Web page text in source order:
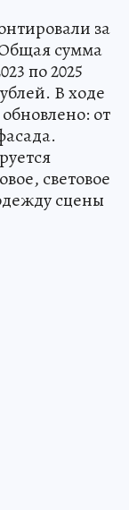
за
сумма
по 2025
В ходе
от
световое
сцены